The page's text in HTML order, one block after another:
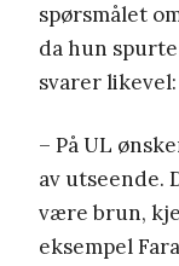
spørsmålet
da hun
svarer likevel:
– På UL
av utseende.
være brun,
eksempel